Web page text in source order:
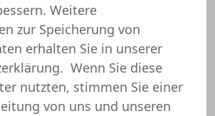
Weitere
zur Speicherung von
erhalten Sie in unserer
Wenn Sie diese
nutzten, stimmen Sie einer
von uns und unseren